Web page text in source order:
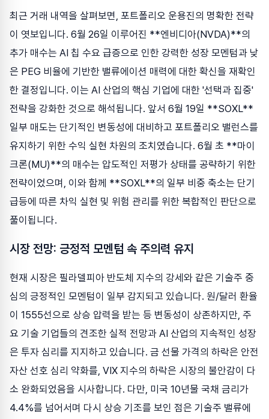
최근 거래 내역을 살펴보면, 포트폴리오 운용진의 명확한 전략
이 엿보입니다. 6월 26일 이루어진 **엔비디아(NVDA)**의
추가 매수는 AI 칩 수요 급증으로 인한 강력한 성장 모멘텀과 낮
은 PEG 비율에 기반한 밸류에이션 매력에 대한 확신을 재확인
한 결정입니다. 이는 AI 산업의 핵심 기업에 대한 '선택과 집중'
전략을 강화한 것으로 해석됩니다. 앞서 6월 19일 **SOXL**
일부 매도는 단기적인 변동성에 대비하고 포트폴리오 밸런스를
유지하기 위한 수익 실현 차원의 조치였습니다. 6월 초 **마이
크론(MU)**의 매수는 압도적인 저평가 상태를 공략하기 위한
전략이었으며, 이와 함께 **SOXL**의 일부 비중 축소는 단기
급등에 따른 차익 실현 및 위험 관리를 위한 복합적인 판단으로
풀이됩니다.
시장 전망: 긍정적 모멘텀 속 주의력 유지
현재 시장은 필라델피아 반도체 지수의 강세와 같은 기술주 중
심의 긍정적인 모멘텀이 일부 감지되고 있습니다. 원/달러 환율
이 1555선으로 상승 압력을 받는 등 변동성이 상존하지만, 주
요 기술 기업들의 견조한 실적 전망과 AI 산업의 지속적인 성장
은 투자 심리를 지지하고 있습니다. 금 선물 가격의 하락은 안전
자산 선호 심리 약화를, VIX 지수의 하락은 시장의 불안감이 다
소 완화되었음을 시사합니다. 다만, 미국 10년물 국채 금리가
4.4%를 넘어서며 다시 상승 기조를 보인 점은 기술주 밸류에